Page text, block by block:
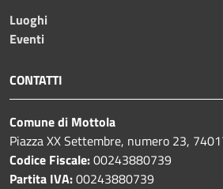
Luoghi
Eventi
CONTATTI
Comune di Mottola
Piazza XX Settembre, numero 23,
Codice Fiscale:00243880739
Partita IVA:00243880739